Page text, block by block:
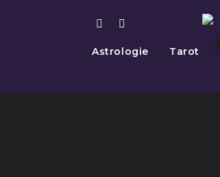
Astrologie Tarot